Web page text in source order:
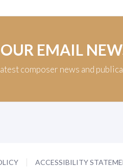
EMAIL
composer news and
ACCESSIBILITY